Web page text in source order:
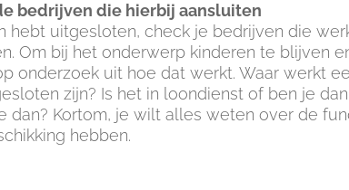
bedrijven die hierbij aansluiten
hebt uitgesloten, check je bedrijven die
Om bij het onderwerp kinderen te blijven
onderzoek uit hoe dat werkt. Waar werkt
zijn? Is het in loondienst of ben je
dan? Kortom, je wilt alles weten over de
hebben.